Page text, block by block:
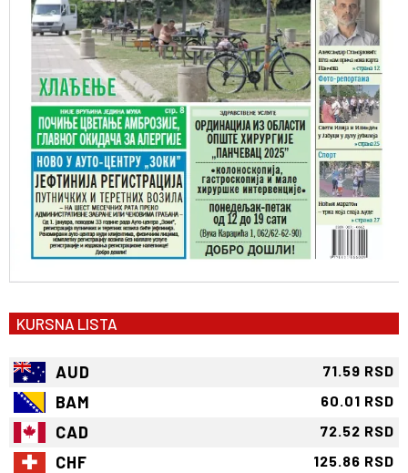
KURSNA LISTA
AUD 71.59 RSD
BAM 60.01 RSD
CAD 72.52 RSD
CHF 125.86 RSD